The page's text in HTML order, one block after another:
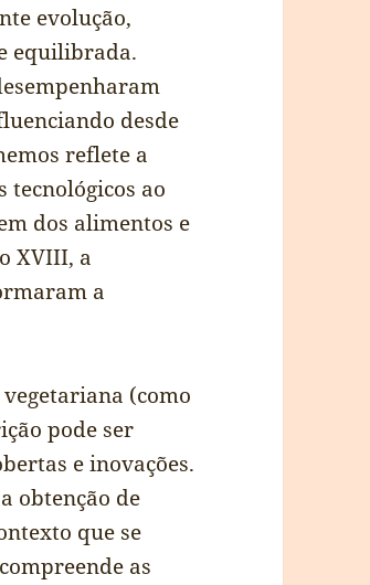
evolução,
equilibrada.
desde
reflete a
tecnológicos ao
dos alimentos e
XVIII, a
a
(como
pode ser
e inovações.
obtenção de
que se
as